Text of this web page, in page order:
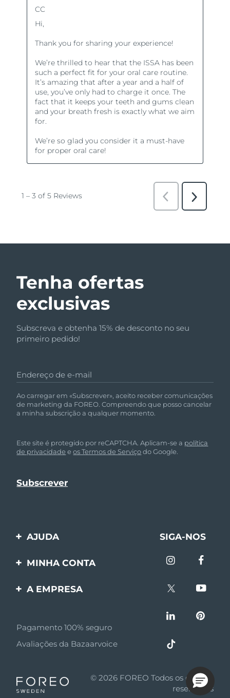
Tenha ofertas
exclusivas
Subscreva e obtenha 15% de desconto no seu
primeiro pedido!
Endereço de e-mail
Ao carregar em «Subscrever», aceito receber comunicações
de marketing da FOREO. Compreendo que posso cancelar
a minha subscrição a qualquer momento.
Este site é protegido por reCAPTCHA. Aplicam-se a política
de privacidade eos Termos de Serviçodo Google.
AJUDA
Entre em contato
SIGA-NOS
MINHA CONTA
Registro de produto
A EMPRESA
Afiliados
Notícias de afiliados
Parceiro minoritário
Pagamento 100% seguro
Avaliações da Bazaarvoice
© 2026 FOREO Todos os direitos
reservados